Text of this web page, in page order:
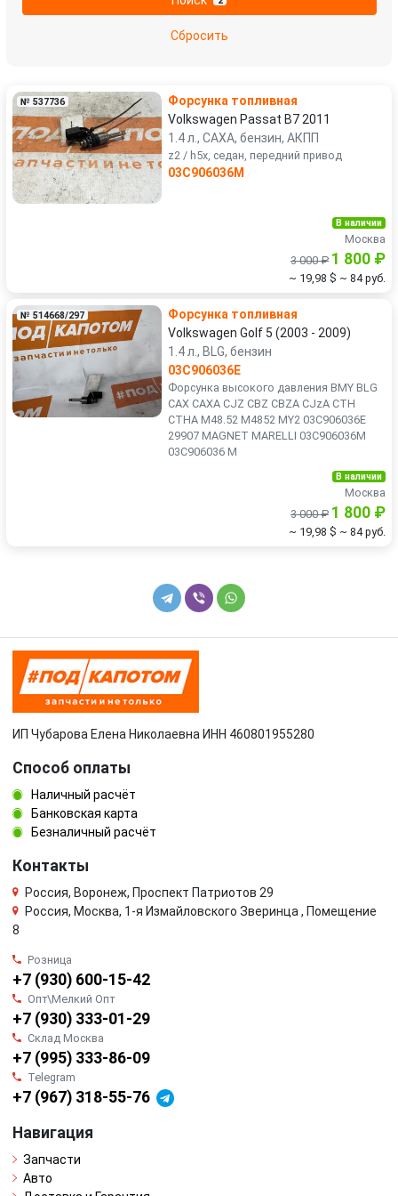
УАЗ
Сбросить
№ 537736
Форсунка топливная
Volkswagen Passat B7 2011
1.4 л., CAXA, бензин, АКПП
z2 / h5x, седан, передний привод
03C906036M
В наличии
Москва
3 000 ₽ 1 800 ₽
~ 19,98 $ ~ 84 руб.
№ 514668/297
Форсунка топливная
Volkswagen Golf 5 (2003 - 2009)
1.4 л., BLG, бензин
03C906036E
Форсунка высокого давления BMY BLG
CAX CAXA CJZ CBZ CBZA CJzA CTH
CTHA M48.52 M4852 MY2 03C906036E
29907 MAGNET MARELLI 03C906036M
03C906036 M
В наличии
Москва
3 000 ₽ 1 800 ₽
~ 19,98 $ ~ 84 руб.
ИП Чубарова Елена Николаевна ИНН 460801955280
Способ оплаты
Наличный расчёт
Банковская карта
Безналичный расчёт
Контакты
Россия, Воронеж, Проспект Патриотов 29
Россия, Москва, 1-я Измайловского Зверинца , Помещение
8
Розница
+7 (930) 600-15-42
Опт\Мелкий Опт
+7 (930) 333-01-29
Склад Москва
+7 (995) 333-86-09
Telegram
+7 (967) 318-55-76
Навигация
Запчасти
Авто